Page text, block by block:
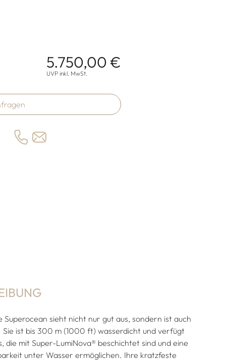
5.750,00 €
UVP inkl. MwSt.
Superocean sieht nicht nur gut aus, sondern ist auch
ist bis 300 m (1000 ft) wasserdicht und verfügt
die mit Super-LumiNova® beschichtet sind und eine
unter Wasser ermöglichen. Ihre kratzfeste